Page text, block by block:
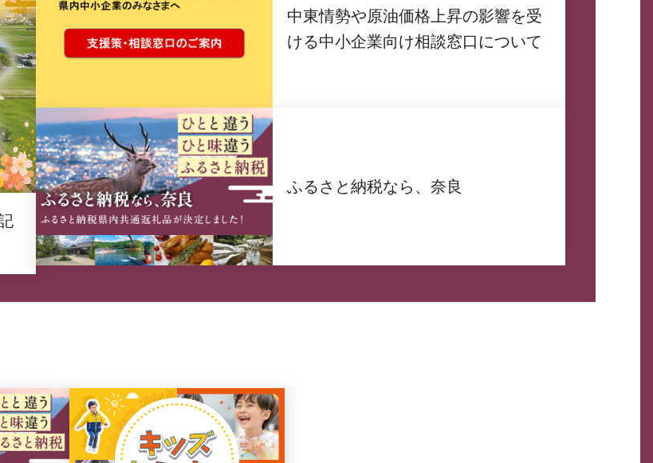
中東情勢や原油価格上昇の影響を受
ける中小企業向け相談窓口について
ふるさと納税なら、奈良